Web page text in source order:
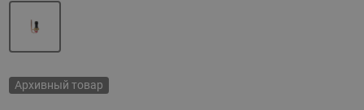
Архивный товар